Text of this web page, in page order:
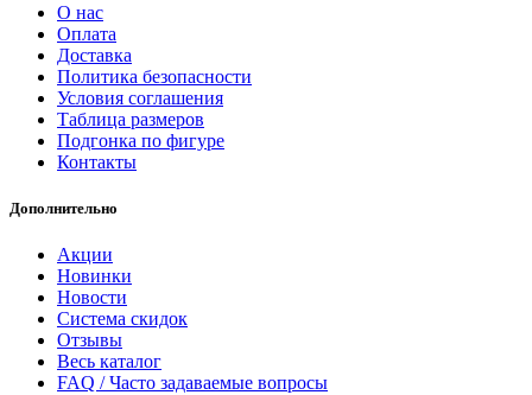
О нас
Оплата
Доставка
Политика безопасности
Условия соглашения
Таблица размеров
Подгонка по фигуре
Контакты
Дополнительно
Акции
Новинки
Новости
Система скидок
Отзывы
Весь каталог
FAQ / Часто задаваемые вопросы